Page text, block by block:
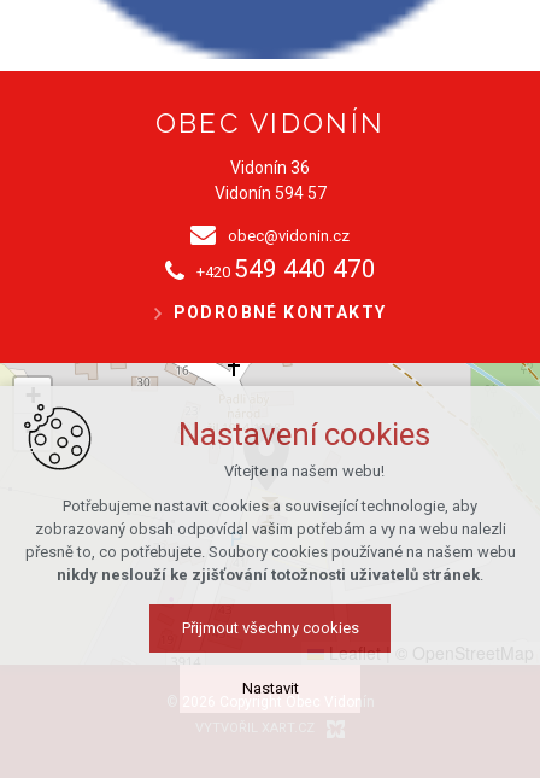
OBEC VIDONÍN
Vidonín 36
Vidonín 594 57
obec@vidonin.cz
+420 549 440 470
PODROBNÉ KONTAKTY
−
Leaflet |
Nastavení cookies
Vítejte na našem webu!
Potřebujeme nastavit cookies a související technologie, aby
zobrazovaný obsah odpovídal vašim potřebám a vy na webu nalezli
přesně to, co potřebujete. Soubory cookies používané na našem webu
nikdy neslouží ke zjišťování totožnosti uživatelů stránek.
Přijmout všechny cookies
Nastavit